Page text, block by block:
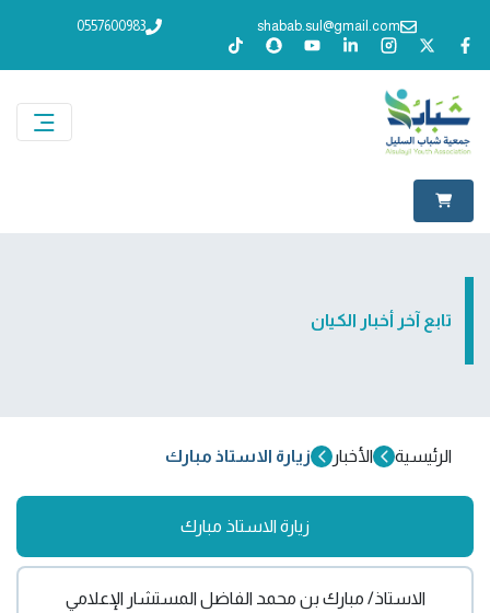
shabab.sul@gmail.com
0557600983
تابع آخر أخبار الكيان
الرئيسية الأخبار زيارة الاستاذ مبارك
زيارة الاستاذ مبارك
الاستاذ/ مبارك بن محمد الفاضل المستشار الإعلامي